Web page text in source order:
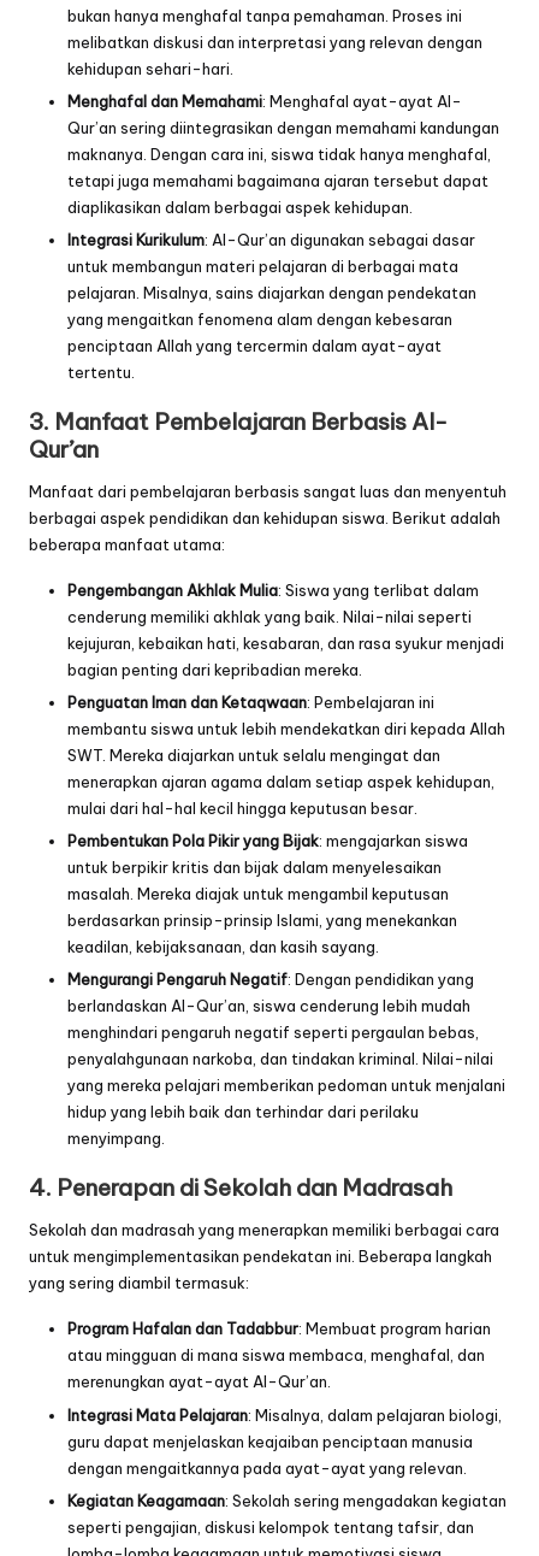
bukan hanya menghafal tanpa pemahaman. Proses ini
melibatkan diskusi dan interpretasi yang relevan dengan
kehidupan sehari-hari.
Menghafal dan Memahami: Menghafal ayat-ayat Al-
Qur’an sering diintegrasikan dengan memahami kandungan
maknanya. Dengan cara ini, siswa tidak hanya menghafal,
tetapi juga memahami bagaimana ajaran tersebut dapat
diaplikasikan dalam berbagai aspek kehidupan.
Integrasi Kurikulum: Al-Qur’an digunakan sebagai dasar
untuk membangun materi pelajaran di berbagai mata
pelajaran. Misalnya, sains diajarkan dengan pendekatan
yang mengaitkan fenomena alam dengan kebesaran
penciptaan Allah yang tercermin dalam ayat-ayat
tertentu.
3. Manfaat Pembelajaran Berbasis Al-
Qur’an
Manfaat dari pembelajaran berbasis sangat luas dan menyentuh
berbagai aspek pendidikan dan kehidupan siswa. Berikut adalah
beberapa manfaat utama:
Pengembangan Akhlak Mulia: Siswa yang terlibat dalam
cenderung memiliki akhlak yang baik. Nilai-nilai seperti
kejujuran, kebaikan hati, kesabaran, dan rasa syukur menjadi
bagian penting dari kepribadian mereka.
Penguatan Iman dan Ketaqwaan: Pembelajaran ini
membantu siswa untuk lebih mendekatkan diri kepada Allah
SWT. Mereka diajarkan untuk selalu mengingat dan
menerapkan ajaran agama dalam setiap aspek kehidupan,
mulai dari hal-hal kecil hingga keputusan besar.
Pembentukan Pola Pikir yang Bijak: mengajarkan siswa
untuk berpikir kritis dan bijak dalam menyelesaikan
masalah. Mereka diajak untuk mengambil keputusan
berdasarkan prinsip-prinsip Islami, yang menekankan
keadilan, kebijaksanaan, dan kasih sayang.
Mengurangi Pengaruh Negatif: Dengan pendidikan yang
berlandaskan Al-Qur’an, siswa cenderung lebih mudah
menghindari pengaruh negatif seperti pergaulan bebas,
penyalahgunaan narkoba, dan tindakan kriminal. Nilai-nilai
yang mereka pelajari memberikan pedoman untuk menjalani
hidup yang lebih baik dan terhindar dari perilaku
menyimpang.
4. Penerapan di Sekolah dan Madrasah
Sekolah dan madrasah yang menerapkan memiliki berbagai cara
untuk mengimplementasikan pendekatan ini. Beberapa langkah
yang sering diambil termasuk:
Program Hafalan dan Tadabbur: Membuat program harian
atau mingguan di mana siswa membaca, menghafal, dan
merenungkan ayat-ayat Al-Qur’an.
Integrasi Mata Pelajaran: Misalnya, dalam pelajaran biologi,
guru dapat menjelaskan keajaiban penciptaan manusia
dengan mengaitkannya pada ayat-ayat yang relevan.
Kegiatan Keagamaan: Sekolah sering mengadakan kegiatan
seperti pengajian, diskusi kelompok tentang tafsir, dan